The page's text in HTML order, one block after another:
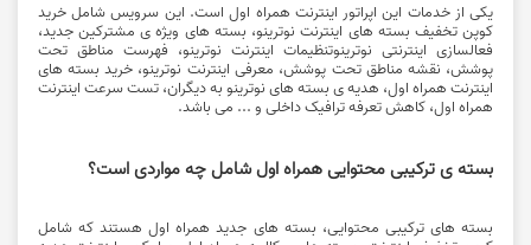
یکی از خدمات این اپراتور اینترنت همراه اول است. این سرویس شامل خرید
کوپن تخفیف بسته های اینترنت نوترینو، بسته های ویژه ی مشترکین جدید،
فعالسازی اینترنتی نوترینوتنظیمات اینترنت نوترینو، فهرست مناطق تحت
پوشش، نقشه مناطق تحت پوشش، معرفی اینترنت نوترینو، خرید بسته های
اینترنت همراه اول، هدیه ی بسته های نوترینو به دیگران، تست سرعت اینترنت
همراه اول، کاهش تعرفه ترافیک داخلی و ... می باشد.
بسته ی ترکیبی محتوایی همراه اول شامل چه مواردی است؟
بسته های ترکیبی محتوایی، بسته های جدید همراه اول هستند که شامل